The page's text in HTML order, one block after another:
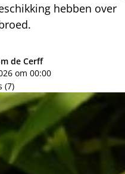
hebben over
de Cerff
om 00:00
(7)